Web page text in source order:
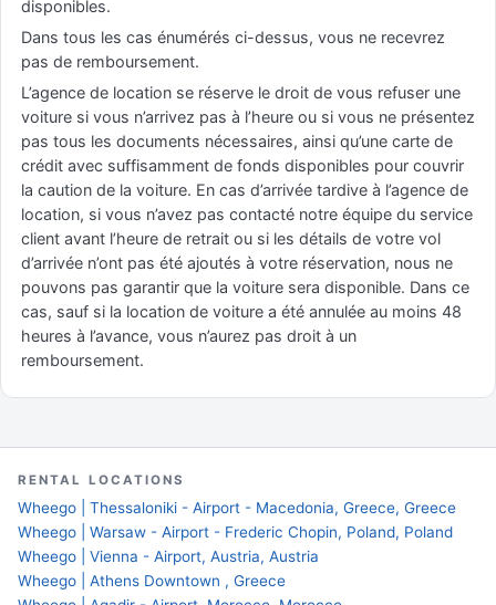
disponibles.
Dans tous les cas énumérés ci-dessus, vous ne recevrez
pas de remboursement.
L’agence de location se réserve le droit de vous refuser une
voiture si vous n’arrivez pas à l’heure ou si vous ne présentez
pas tous les documents nécessaires, ainsi qu’une carte de
crédit avec suffisamment de fonds disponibles pour couvrir
la caution de la voiture. En cas d’arrivée tardive à l’agence de
location, si vous n’avez pas contacté notre équipe du service
client avant l’heure de retrait ou si les détails de votre vol
d’arrivée n’ont pas été ajoutés à votre réservation, nous ne
pouvons pas garantir que la voiture sera disponible. Dans ce
cas, sauf si la location de voiture a été annulée au moins 48
heures à l’avance, vous n’aurez pas droit à un
remboursement.
RENTAL LOCATIONS
Wheego | Thessaloniki - Airport - Macedonia, Greece, Greece
Wheego | Warsaw - Airport - Frederic Chopin, Poland, Poland
Wheego | Vienna - Airport, Austria, Austria
Wheego | Athens Downtown , Greece